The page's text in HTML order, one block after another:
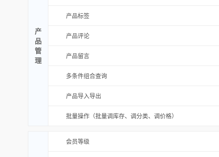
产
品
管
理
产品标签
产品评论
产品留言
多条件组合查询
产品导入导出
批量操作（批量调库存、调分类、调价格）
会员等级